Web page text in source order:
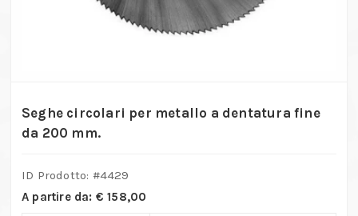
Seghe circolari per metallo a dentatura fine
da 200 mm.
ID Prodotto: #4429
A partire da: € 158,00